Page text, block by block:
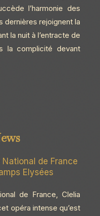
l’harmonie des
dernières rejoignent la
la nuit à l’entracte de
la complicité devant
de France
Elysées
de France, Clelia
opéra intense qu’est